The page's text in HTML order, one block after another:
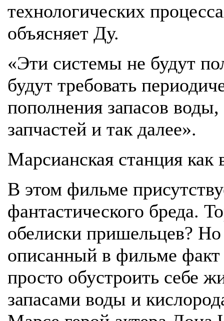
технологических
объясняет Ду.
«Эти системы не будут
будут требовать
пополнения запасов
запчастей и так далее».
Марсианская станция
В этом фильме
фантастического бреда.
обелиски пришельцев?
описанный в фильме
просто обустроить себе
запасами воды и